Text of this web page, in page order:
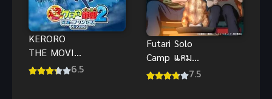
KERORO
THE MOVIE
2 เคโรโระ6.5
Futari Solo
Camp แคมป์
โซโล่กับสอง7.5